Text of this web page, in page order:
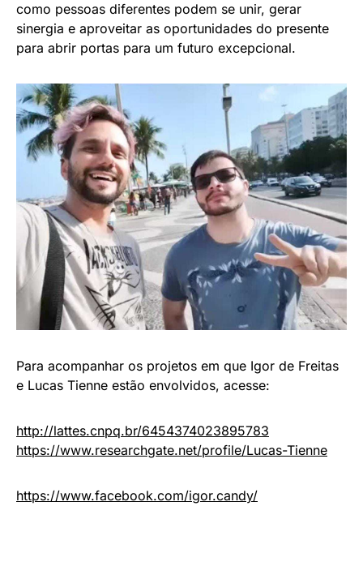
como pessoas diferentes podem se unir, gerar
sinergia e aproveitar as oportunidades do presente
para abrir portas para um futuro excepcional.
Para acompanhar os projetos em que Igor de Freitas
e Lucas Tienne estão envolvidos, acesse:
http://lattes.cnpq.br/6454374023895783
https://www.researchgate.net/profile/Lucas-Tienne
https://www.facebook.com/igor.candy/